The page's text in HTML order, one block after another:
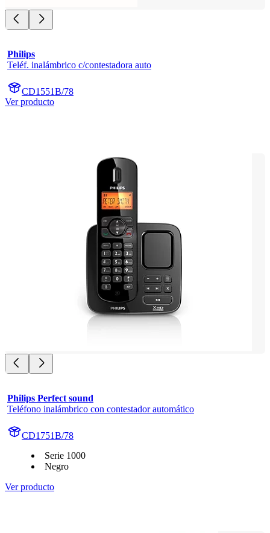
Philips
Teléf. inalámbrico c/contestadora auto
CD1551B/78
Ver producto
Philips Perfect sound
Teléfono inalámbrico con contestador automático
CD1751B/78
Serie 1000
Negro
Ver producto